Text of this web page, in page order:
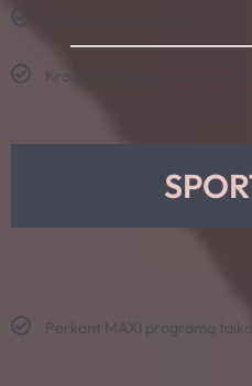
Kraujo tyrimų prenumerata
Perkant MAXI programą